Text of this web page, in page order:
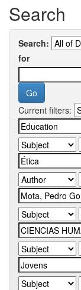
Search
Search:
for
Current filters: